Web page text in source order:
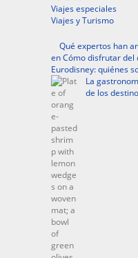
Viajes especiales
Viajes y Turismo
Qué expertos han
en Cómo disfrutar del
Eurodisney: quiénes
La
de los